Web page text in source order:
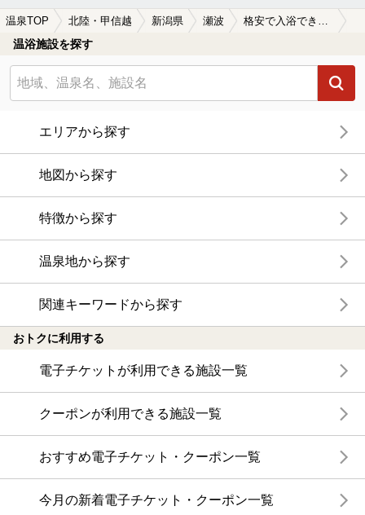
温泉TOP 北陸・甲信越 新潟県 瀬波 格安で入浴できる瀬波の温泉、日帰り温泉、スーパー銭湯おすすめ
温浴施設を探す
エリアから探す
地図から探す
特徴から探す
温泉地から探す
関連キーワードから探す
おトクに利用する
電子チケットが利用できる施設一覧
クーポンが利用できる施設一覧
おすすめ電子チケット・クーポン一覧
今月の新着電子チケット・クーポン一覧